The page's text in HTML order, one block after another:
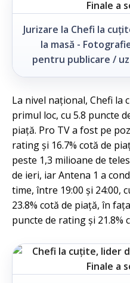
Jurizare la Chefi la
la masă -
pentru publicare /
La nivel național, Chefi la
primul loc, cu 5.8 puncte
piață. Pro TV a fost pe
rating și 16.7% cotă de
peste 1,3 milioane de
de ieri, iar Antena 1 a
time, între 19:00 și 24:00,
23.8% cotă de piață, în
puncte de rating și 21.8%